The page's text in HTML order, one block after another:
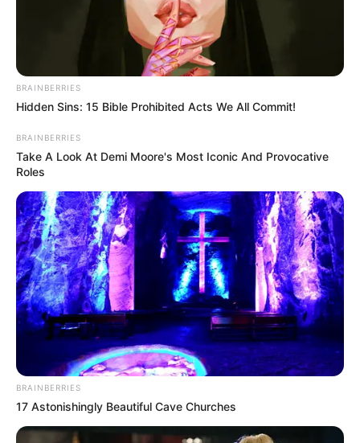
CHURO DÍAZ
Imputaron al Churo Díaz:
aseguramiento en su
Joven de 17 años disparó
un arma por robar una
cadena de oro en el centro
de Medellín
ABUSO DE MENORES
Siete años de espera por
justicia: condenan a 22
años de prisión a
indígena en Cartagena
BRAINBERRIES
Hidden Sins: 15 Bible Prohibited Acts We All Commit!
BRAINBERRIES
Take A Look At Demi Moore's Most Iconic And Provocative
Roles
BRAINBERRIES
17 Astonishingly Beautiful Cave Churches